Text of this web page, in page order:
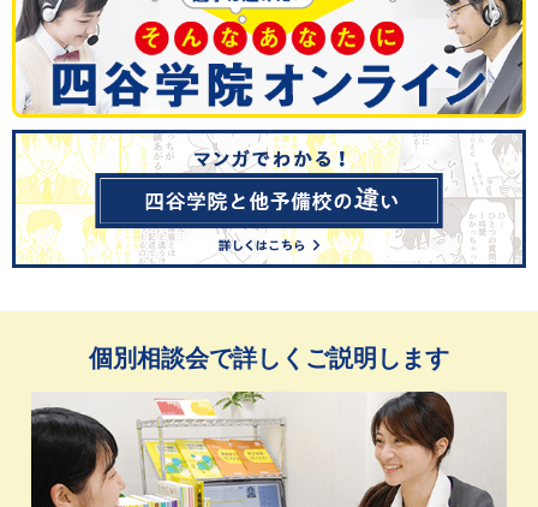
個別相談会で詳しくご説明します